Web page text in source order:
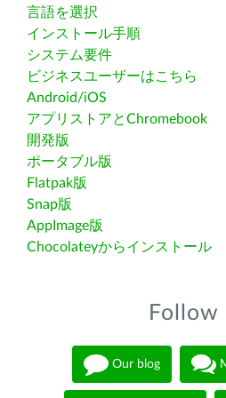
言語を選択
インストール手順
システム要件
ビジネスユーザーはこちら
Android/iOS
アプリストアとChromebook
開発版
ポータブル版
Flatpak版
Snap版
AppImage版
Chocolateyからインストール
Follow
Our blog